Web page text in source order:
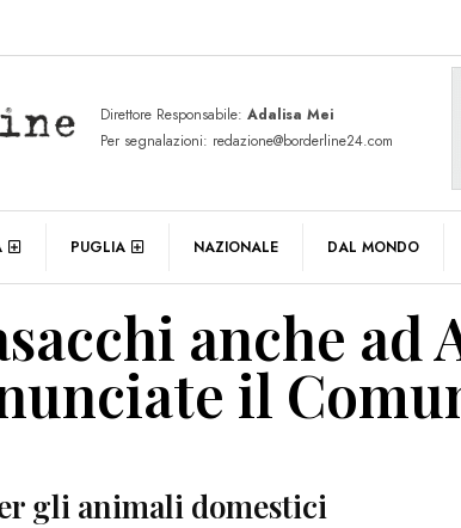
Direttore Responsabile: Adalisa Mei
Per segnalazioni: redazione@borderline24.com
PUGLIA NAZIONALE DAL MONDO
anche ad
il
gli animali domestici